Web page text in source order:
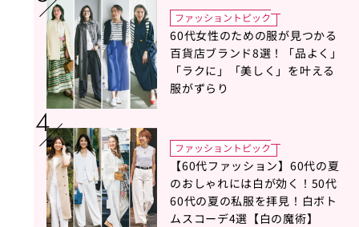
ファッショントピック
60代女性のための服が見つかる
百貨店ブランド8選！「品よく」
「ラクに」「美しく」を叶える
服がずらり
ファッショントピック
【60代ファッション】60代の夏
のおしゃれには白が効く！50代
60代の夏の私服を拝見！白ボト
ムスコーデ4選【白の魔術】